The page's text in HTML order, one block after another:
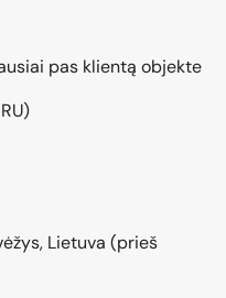
pas klientą objekte
Lietuva (prieš